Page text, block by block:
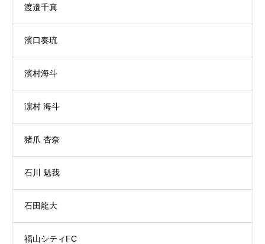
渡邉千真
濱口奏琉
濱村海斗
濵村 海斗
猪爪 杏奈
石川 魁我
石田龍大
福山シティFC